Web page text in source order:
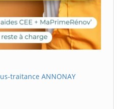
traitance ANNONAY